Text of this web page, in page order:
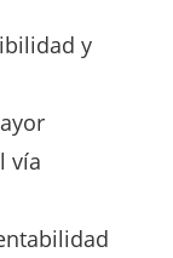
y
vía